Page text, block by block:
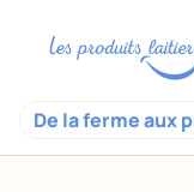
De la ferme aux